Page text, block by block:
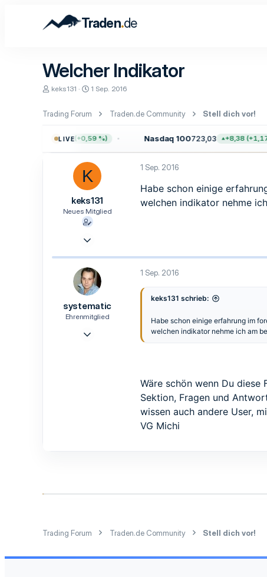
Traden.de
Welcher Indikator
E
t
e
keks131
E
t
l
t
a
m
1 Sep. 2016
Trading Forum Traden.de Community Stell dich vor!
LIVE
+45,65 (+0,59 %) Nasdaq 100723,03 +8,38 (+1,17
K
keks131
Neues Mitglied
1 Sep. 2016
Habe schon einige
welchen indikator nehme
systematic
Ehrenmitglied
1 Sep. 2016
keks131 schrieb:
Habe schon einige erfahrung im
welchen indikator nehme ich am
Wäre schön wenn Du diese
Sektion, Fragen und
wissen auch andere User,
VG Michi
Trading Forum Traden.de Community Stell dich vor!